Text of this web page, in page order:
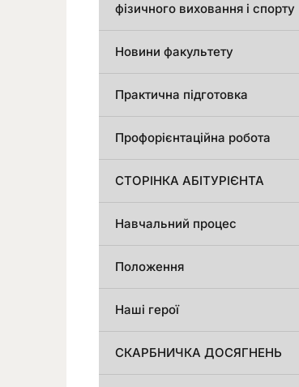
фізичного виховання і спорту
Новини факультету
Практична підготовка
Профорієнтаційна робота
СТОРІНКА АБІТУРІЄНТА
Навчальний процес
Положення
Наші герої
СКАРБНИЧКА ДОСЯГНЕНЬ